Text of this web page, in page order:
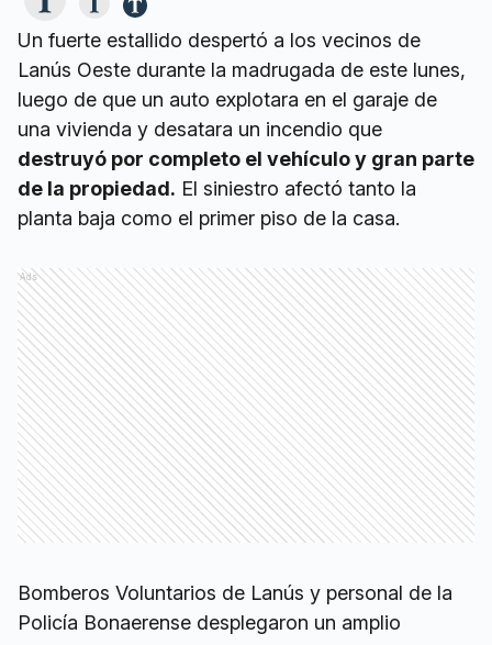
Un fuerte estallido despertó a los vecinos de
Lanús Oeste durante la madrugada de este lunes,
luego de que un auto explotara en el garaje de
una vivienda y desatara un incendio que
destruyó por completo el vehículo y gran parte
de la propiedad. El siniestro afectó tanto la
planta baja como el primer piso de la casa.
Ads
Bomberos Voluntarios de Lanús y personal de la
Policía Bonaerense desplegaron un amplio